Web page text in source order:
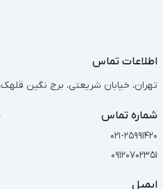
اطلاعات تماس
تهران، خیابان شریعتی، برج نگین قلهک،
شماره تماس
021-25991420
09120702351
ایمیل